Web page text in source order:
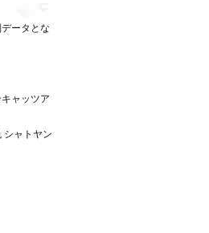
ータとな
ャッツア
シャトヤン